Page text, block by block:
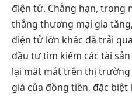
điện tử. Chẳng hạn, trong
thẳng thương mại gia tăng,
điện tử lớn khác đã trải
đầu tư tìm kiếm các tài
lại mất mát trên thị
giá của đồng tiền, đặc biệt